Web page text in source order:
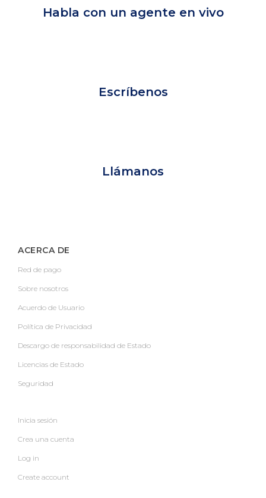
Habla con un agente en vivo
Escríbenos
Llámanos
ACERCA DE
Red de pago
Sobre nosotros
Acuerdo de Usuario
Política de Privacidad
Descargo de responsabilidad de Estado
Licencias de Estado
Seguridad
Inicia sesión
Crea una cuenta
Log in
Create account